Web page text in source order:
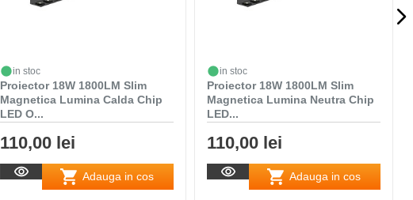
in stoc
Proiector 18W 1800LM Slim
Magnetica Lumina Calda Chip
LED O...
110,00 lei
Adauga in cos
in stoc
Proiector 18W 1800LM Slim
Magnetica Lumina Neutra Chip
LED...
110,00 lei
Adauga in cos